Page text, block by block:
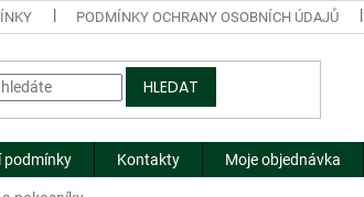
PODMÍNKY OCHRANY OSOBNÍCH ÚDAJŮ
HLEDAT
podmínky Kontakty Moje objednávka